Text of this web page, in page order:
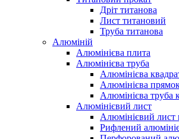
Дріт титанова
Лист титановий
Труба титанова
Алюміній
Алюмінієва плита
Алюмінієва труба
Алюмінієва
Алюмінієва
Алюмінієва труба
Алюмінієвий лист
Алюмінієвий лист
Рифлений